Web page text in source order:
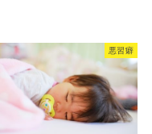
悪習癖